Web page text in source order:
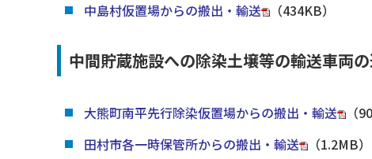
中島村仮置場からの搬出・輸送
（434KB）
中間貯蔵施設への除染土壌等の輸送車両
大熊町南平先行除染仮置場からの搬出・輸送
（
田村市各一時保管所からの搬出・輸送
（1.2MB）